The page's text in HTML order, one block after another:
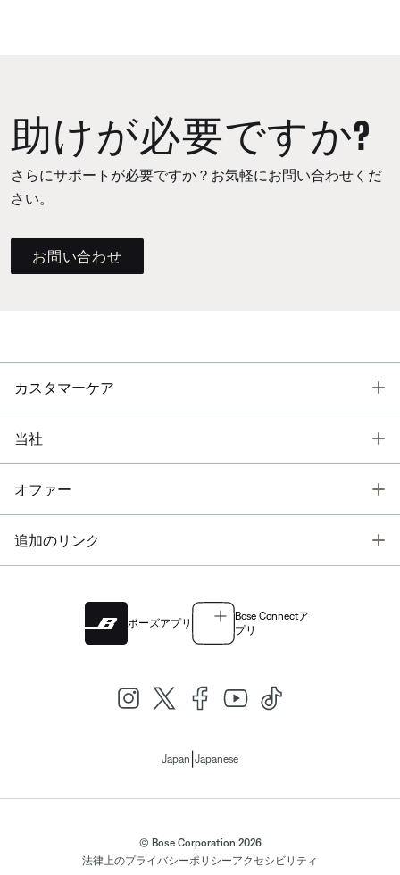
助けが必要ですか?
さらにサポートが必要ですか？お気軽にお問い合わせくだ
さい。
お問い合わせ
カスタマーケア
当社
オファー
追加のリンク
ボーズアプリ
Bose Connectア
プリ
Japan Japanese
© Bose Corporation 2026
法律上のプライバシーポリシーアクセシビリティ